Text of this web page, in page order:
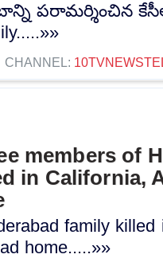
పరామర్శించిన
CHANNEL:
members of
in California,
family killed
home.....»»